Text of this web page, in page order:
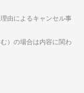
由によるキャンセル事
）の場合は内容に関わ